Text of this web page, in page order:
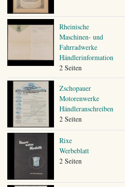
Rheinische
Maschinen- und
Fahrradwerke
Händlerinformation
2 Seiten
Zschopauer
Motorenwerke
Händleranschreiben
2 Seiten
Rixe
Werbeblatt
2 Seiten